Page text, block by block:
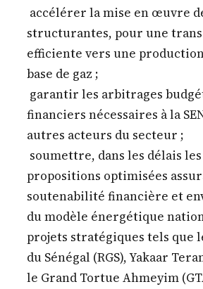
accélérer la mise en œuvre
structurantes, pour une
efficiente vers une
base de gaz ;
garantir les arbitrages
financiers nécessaires à la
autres acteurs du secteur ;
soumettre, dans les délais
propositions optimisées
soutenabilité financière et
du modèle énergétique
projets stratégiques tels que
du Sénégal (RGS), Yakaar
le Grand Tortue Ahmeyim